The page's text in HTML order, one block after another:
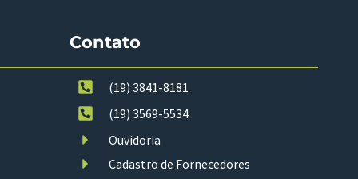
Contato
(19) 3841-8181
(19) 3569-5534
Ouvidoria
Cadastro de Fornecedores